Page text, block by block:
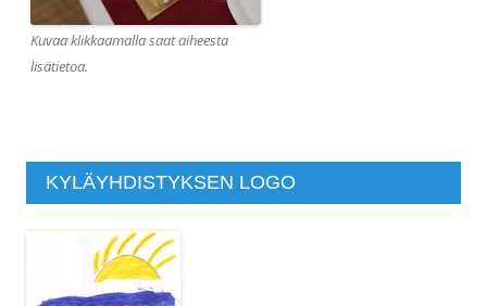
Kuvaa klikkaamalla saat aiheesta
lisätietoa.
KYLÄYHDISTYKSEN LOGO